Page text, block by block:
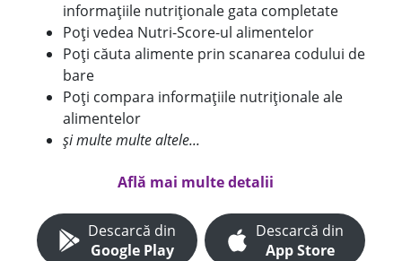
informațiile nutriționale gata completate
Poți vedea Nutri-Score-ul alimentelor
Poți căuta alimente prin scanarea codului de
bare
Poți compara informațiile nutriționale ale
alimentelor
și multe multe altele...
Află mai multe detalii
Descarcă din
Google Play
Descarcă din
App Store